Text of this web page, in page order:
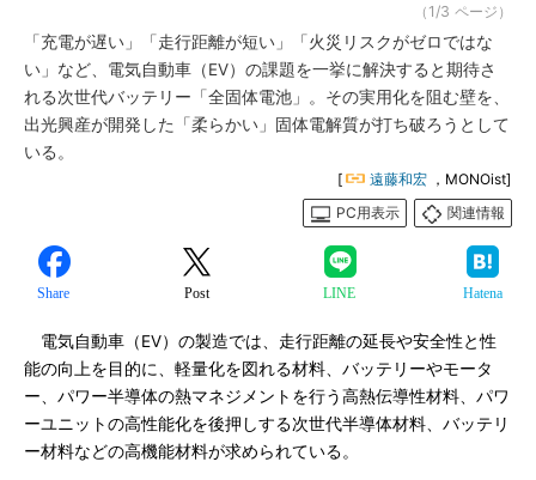
（1/3 ページ）
「充電が遅い」「走行距離が短い」「火災リスクがゼロではな
い」など、電気自動車（EV）の課題を一挙に解決すると期待さ
れる次世代バッテリー「全固体電池」。その実用化を阻む壁を、
出光興産が開発した「柔らかい」固体電解質が打ち破ろうとして
いる。
[ 遠藤和宏 ，MONOist]
PC用表示
関連情報
Share Post LINE Hatena
電気自動車（EV）の製造では、走行距離の延長や安全性と性
能の向上を目的に、軽量化を図れる材料、バッテリーやモータ
ー、パワー半導体の熱マネジメントを行う高熱伝導性材料、パワ
ーユニットの高性能化を後押しする次世代半導体材料、バッテリ
ー材料などの高機能材料が求められている。